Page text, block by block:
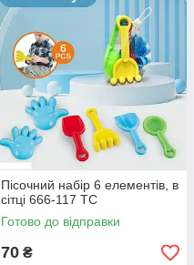
Пісочний набір 6 елементів, в
сітці 666-117 TC
Готово до відправки
70 ₴